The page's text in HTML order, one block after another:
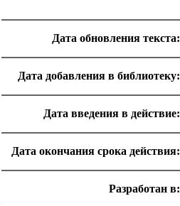
Дата обновления текста:
Дата добавления в библиотеку:
Дата введения в действие:
Дата окончания срока действия:
Разработан в: